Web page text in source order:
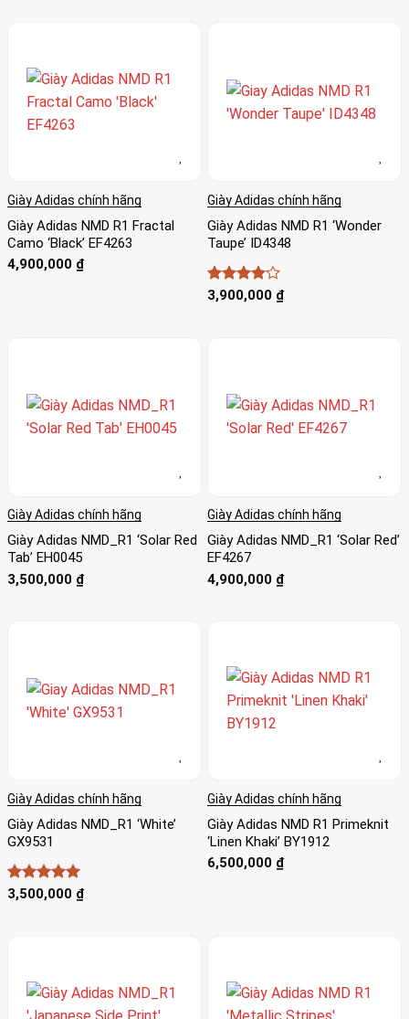
Giày Adidas chính hãng
Giày Adidas NMD R1 Fractal
Camo ‘Black’ EF4263
4,900,000 ₫
Giày Adidas chính hãng
Giày Adidas NMD R1 ‘Wonder
Taupe’ ID4348
Được
3,900,000 ₫
Giày Adidas chính hãng
Giày Adidas NMD_R1 ‘Solar Red
Tab’ EH0045
3,500,000 ₫
Giày Adidas chính hãng
Giày Adidas NMD_R1 ‘Solar Red’
EF4267
4,900,000 ₫
Giày Adidas chính hãng
Giày Adidas NMD_R1 ‘White’
GX9531
Được xếp
3,500,000 ₫
Giày Adidas chính hãng
Giày Adidas NMD R1 Primeknit
‘Linen Khaki’ BY1912
6,500,000 ₫